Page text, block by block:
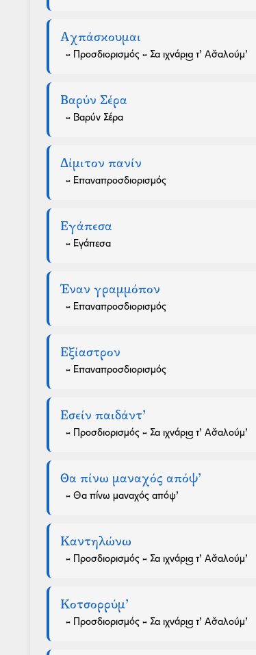
Αχπάσκουμαι
- Προσδιορισμός - Σα ιχνάρι͜α τ’ Ασ̌αλούμ’
Βαρύν Σέρα
- Βαρύν Σέρα
Δίμιτον πανίν
- Επαναπροσδιορισμός
Εγάπεσα
- Εγάπεσα
Έναν γραμμόπον
- Επαναπροσδιορισμός
Εξίαστρον
- Επαναπροσδιορισμός
Εσείν παιδάντ’
- Προσδιορισμός - Σα ιχνάρι͜α τ’ Ασ̌αλούμ’
Θα πίνω μαναχός απόψ’
- Θα πίνω μαναχός απόψ’
Καντηλώνω
- Προσδιορισμός - Σα ιχνάρι͜α τ’ Ασ̌αλούμ’
Κοτσορρύμ’
- Προσδιορισμός - Σα ιχνάρι͜α τ’ Ασ̌αλούμ’